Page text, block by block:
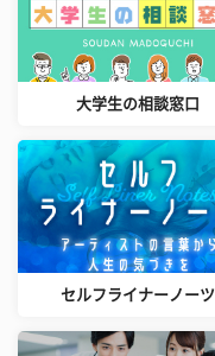
大学生の相談窓口
セルフライナーノーツ